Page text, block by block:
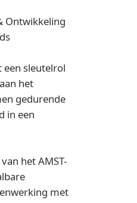
Ontwikkeling
sleutelrol
het
gedurende
in een
het AMST-
met